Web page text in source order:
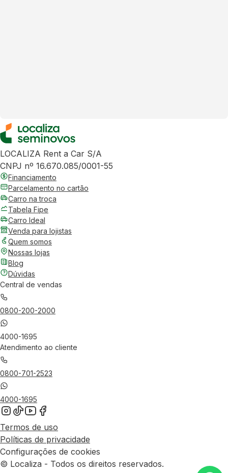
LOCALIZA Rent a Car S/A
CNPJ nº 16.670.085/0001-55
Financiamento
Parcelamento no cartão
Carro na troca
Tabela Fipe
Carro Ideal
Venda para lojistas
Quem somos
Nossas lojas
Blog
Dúvidas
Central de vendas
0800-200-2000
4000-1695
Atendimento ao cliente
0800-701-2523
4000-1695
Termos de uso
Políticas de privacidade
Configurações de cookies
© Localiza - Todos os direitos reservados.